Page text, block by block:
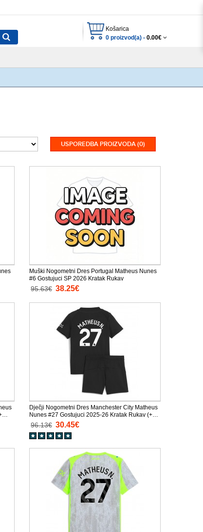
Košarica
0 proizvod(a) - 0.00€
USPOREDBA PROIZVODA (0)
Muški Nogometni Dres Portugal Matheus Nunes
#6 Gostujuci SP 2026 Kratak Rukav
95.63€ 38.25€
Dječji Nogometni Dres Manchester City Matheus
Nunes #27 Gostujuci 2025-26 Kratak Rukav (+
Kratke hlače)
96.13€ 30.45€